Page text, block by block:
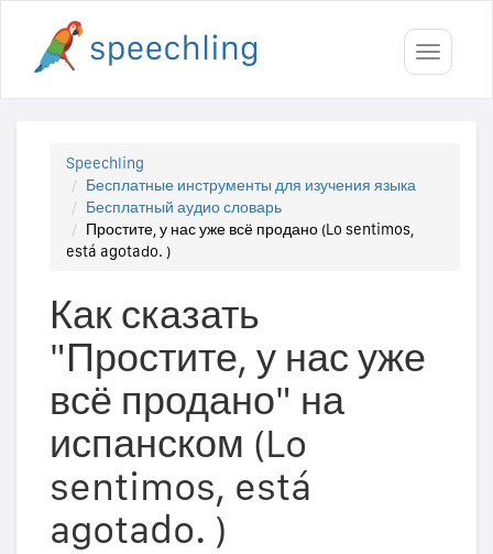
Toggle
Speechling
Бесплатные инструменты для изучения языка
Бесплатный аудио словарь
Простите, у нас уже всё продано (Lo sentimos,
está agotado. )
Как сказать
"Простите, у нас уже
всё продано" на
испанском (Lo
sentimos, está
agotado. )